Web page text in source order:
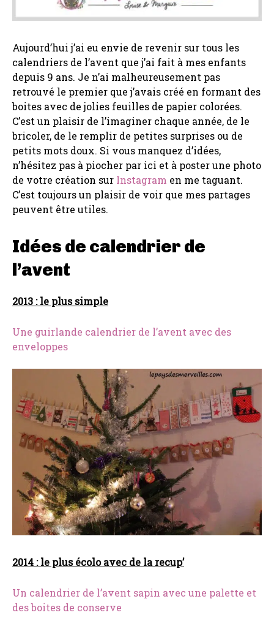
Aujourd’hui j’ai eu envie de revenir sur tous les
calendriers de l’avent que j’ai fait à mes enfants
depuis 9 ans. Je n’ai malheureusement pas
retrouvé le premier que j’avais créé en formant des
boites avec de jolies feuilles de papier colorées.
C’est un plaisir de l’imaginer chaque année, de le
bricoler, de le remplir de petites surprises ou de
petits mots doux. Si vous manquez d’idées,
n’hésitez pas à piocher par ici et à poster une photo
de votre création sur Instagram en me taguant.
C’est toujours un plaisir de voir que mes partages
peuvent être utiles.
Idées de calendrier de
l’avent
2013 : le plus simple
Une guirlande calendrier de l’avent avec des
enveloppes
2014 : le plus écolo avec de la recup’
Un calendrier de l’avent sapin avec une palette et
des boites de conserve